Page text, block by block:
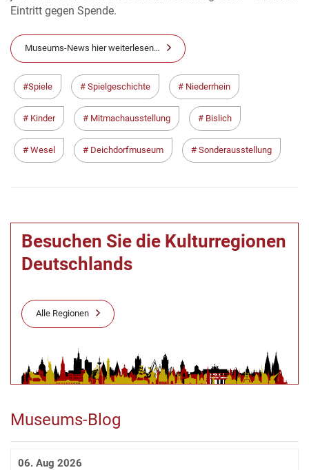
Eintritt gegen Spende.
Museums-News hier weiterlesen…
Spiele Spielgeschichte Niederrhein
Kinder Mitmachausstellung Bislich
Wesel Deichdorfmuseum Sonderausstellung
Besuchen Sie die Kulturregionen
Deutschlands
Alle Regionen
Museums-Blog
06. Aug 2026